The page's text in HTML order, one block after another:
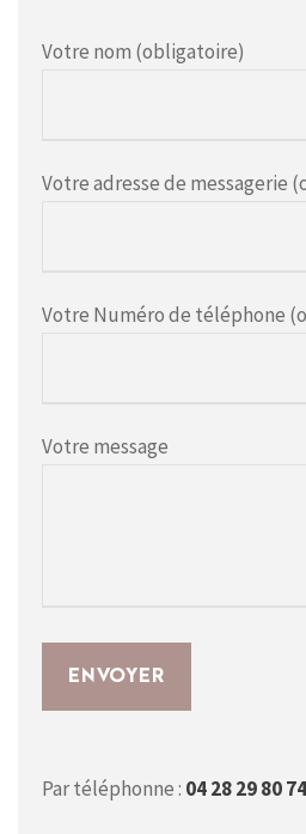
Votre nom (obligatoire)
Votre adresse de messagerie
Votre Numéro de téléphone
Votre message
Par téléphonne : 04 28 29 80 74